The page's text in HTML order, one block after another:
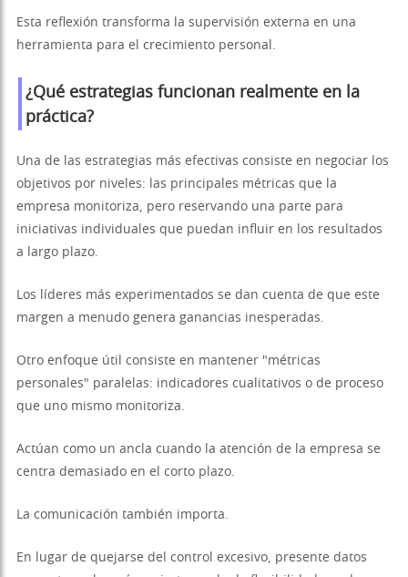
Esta reflexión transforma la supervisión externa en una
herramienta para el crecimiento personal.
¿Qué estrategias funcionan realmente en la
práctica?
Una de las estrategias más efectivas consiste en negociar los
objetivos por niveles: las principales métricas que la
empresa monitoriza, pero reservando una parte para
iniciativas individuales que puedan influir en los resultados
a largo plazo.
Los líderes más experimentados se dan cuenta de que este
margen a menudo genera ganancias inesperadas.
Otro enfoque útil consiste en mantener "métricas
personales" paralelas: indicadores cualitativos o de proceso
que uno mismo monitoriza.
Actúan como un ancla cuando la atención de la empresa se
centra demasiado en el corto plazo.
La comunicación también importa.
En lugar de quejarse del control excesivo, presente datos